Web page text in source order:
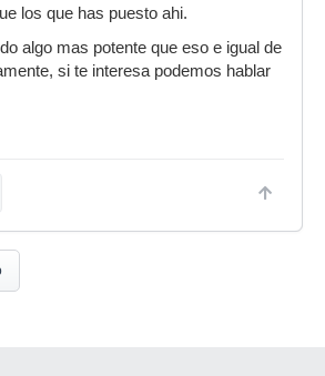
los que has puesto ahi.
algo mas potente que eso e igual de
si te interesa podemos hablar